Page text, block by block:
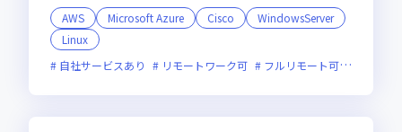
AWS
Microsoft Azure Cisco
WindowsServer
Linux
自社サービスあり
リモートワーク可 フルリモート可